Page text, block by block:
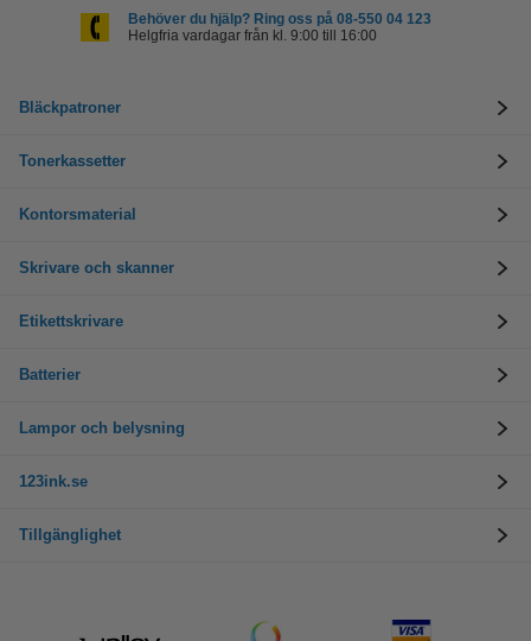
Behöver du hjälp? Ring oss på 08-550 04 123
Helgfria vardagar från kl. 9:00 till 16:00
Bläckpatroner
Tonerkassetter
Kontorsmaterial
Skrivare och skanner
Etikettskrivare
Batterier
Lampor och belysning
123ink.se
Tillgänglighet